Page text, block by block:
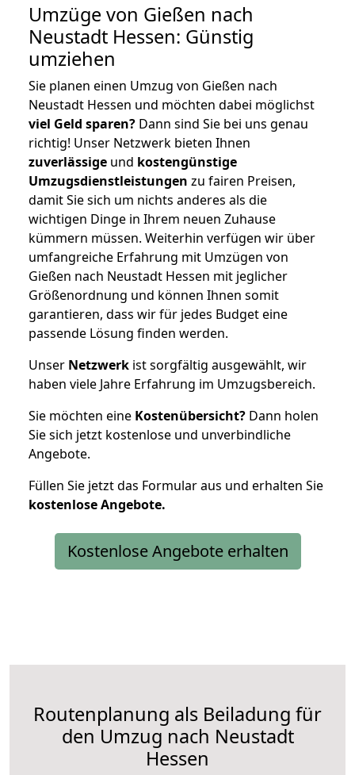
Umzüge von Gießen nach
Neustadt Hessen: Günstig
umziehen
Sie planen einen Umzug von Gießen nach
Neustadt Hessen und möchten dabei möglichst
viel Geld sparen? Dann sind Sie bei uns genau
richtig! Unser Netzwerk bieten Ihnen
zuverlässige und kostengünstige
Umzugsdienstleistungen zu fairen Preisen,
damit Sie sich um nichts anderes als die
wichtigen Dinge in Ihrem neuen Zuhause
kümmern müssen. Weiterhin verfügen wir über
umfangreiche Erfahrung mit Umzügen von
Gießen nach Neustadt Hessen mit jeglicher
Größenordnung und können Ihnen somit
garantieren, dass wir für jedes Budget eine
passende Lösung finden werden.
Unser Netzwerk ist sorgfältig ausgewählt, wir
haben viele Jahre Erfahrung im Umzugsbereich.
Sie möchten eine Kostenübersicht? Dann holen
Sie sich jetzt kostenlose und unverbindliche
Angebote.
Füllen Sie jetzt das Formular aus und erhalten Sie
kostenloseAngebote.
Kostenlose Angebote erhalten
Routenplanung als Beiladung für
den Umzug nach Neustadt
Hessen